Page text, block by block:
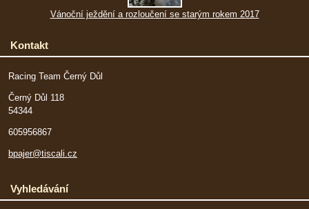
Vánoční ježdění a rozloučení se starým rokem 2017
Kontakt
Racing Team Černý Důl
Černý Důl 118
54344
605956867
bpajer@tiscali.cz
Vyhledávání